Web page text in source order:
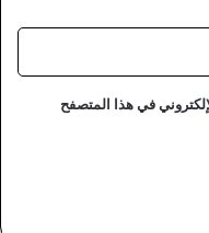
في هذا المتصفح